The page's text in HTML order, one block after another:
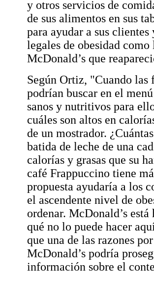
y otros servicios de
de sus alimentos en sus
para ayudar a sus clientes
legales de obesidad
McDonald’s que
Según Ortiz, "Cuando las
podrían buscar en el
sanos y nutritivos para
cuáles son altos en
de un mostrador.
batida de leche de una
calorías y grasas que su
café Frappuccino tiene
propuesta ayudaría a los
el ascendente nivel de
ordenar. McDonald’s
qué no lo puede hacer
que una de las razones
McDonald’s podría
información sobre el